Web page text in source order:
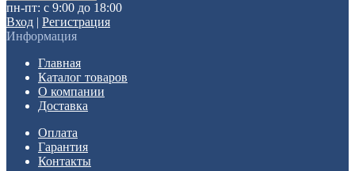
пн-пт: с 9:00 до 18:00
Вход | Регистрация
Информация
Главная
Каталог товаров
О компании
Доставка
Оплата
Гарантия
Контакты